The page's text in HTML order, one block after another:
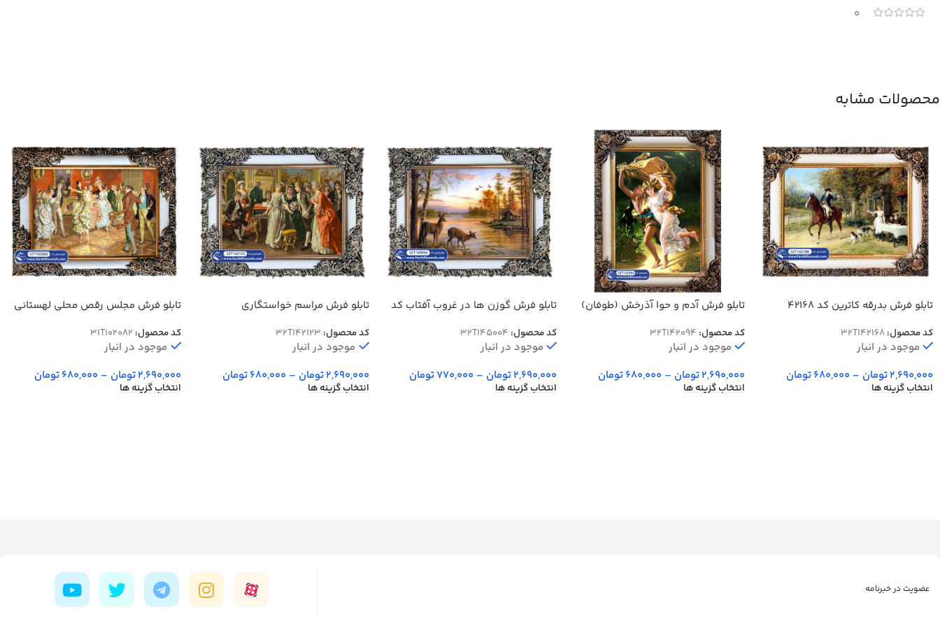
0
محصولات مشابه
تابلو فرش بدرقه کاترین کد 42168
کد محصول:32T142168
موجود در انبار
2,690,000تومان –
680,000تومان
انتخاب گزینه ها
تابلو فرش آدم و حوا آذرخش (طوفان)
کد محصول: 32T142094
موجود در انبار
2,690,000تومان –
680,000تومان
انتخاب گزینه ها
تابلو فرش گوزن ها در غروب آفتاب کد
کد محصول: 32T145004
موجود در انبار
2,690,000تومان –
770,000تومان
انتخاب گزینه ها
تابلو فرش مراسم خواستگاری
کد محصول: 32T142123
موجود در انبار
2,690,000تومان –
680,000تومان
انتخاب گزینه ها
تابلو فرش مجلس رقص محلی لهستانی
کد محصول: 31T102082
موجود در انبار
2,690,000تومان –
680,000تومان
انتخاب گزینه ها
عضویت در خبرنامه